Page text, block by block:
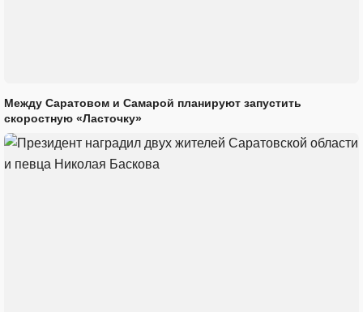
Между Саратовом и Самарой планируют запустить
скоростную «Ласточку»